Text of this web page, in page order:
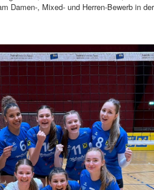
Damen-, Mixed- und Herren-Bewerb in